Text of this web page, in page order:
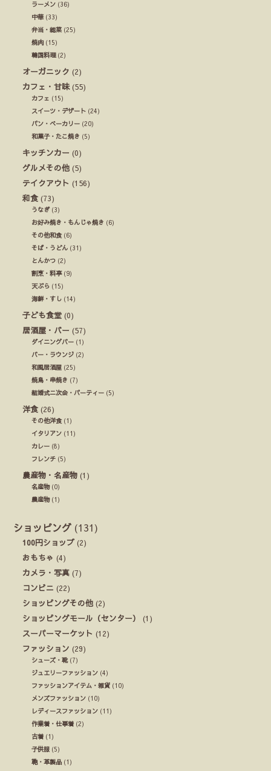
ラーメン (36)
中華(33)
弁当・総菜 (25)
焼肉 (15)
韓国料理(2)
オーガニック (2)
カフェ・甘味(55)
カフェ (15)
スイーツ・デザート (24)
パン・ベーカリー (20)
和菓子・たこ焼き (5)
キッチンカー (0)
グルメその他 (5)
テイクアウト (156)
和食 (73)
うなぎ(3)
お好み焼き・もんじゃ焼き (6)
その他和食(6)
そば・うどん (31)
とんかつ (2)
割烹・料亭(9)
天ぷら (15)
海鮮・すし (14)
子ども食堂 (0)
居酒屋・バー (57)
ダイニングバー (1)
バー・ラウンジ (2)
和風居酒屋 (25)
焼鳥・串焼き (7)
結婚式ニ次会・パーティー (5)
洋食 (26)
その他洋食(1)
イタリアン (11)
カレー (8)
フレンチ (5)
農産物・名産物 (1)
名産物(0)
農産物(1)
ショッピング (131)
100円ショップ (2)
おもちゃ (4)
カメラ・写真 (7)
コンビニ (22)
ショッピングその他 (2)
ショッピングモール（センター）
(1)
スーパーマーケット (12)
ファッション (29)
シューズ・靴(7)
ジュエリーファッション (4)
ファッションアイテム・雑貨 (10)
メンズファッション (10)
レディースファッション (11)
作業着・仕事着 (2)
古着 (1)
子供服 (5)
鞄・革製品 (1)